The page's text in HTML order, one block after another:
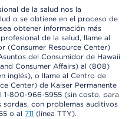
de la salud nos la
o se obtiene en el proceso de
obtener información más
de la salud, llame al
(Consumer Resource Center)
del Consumidor de Hawaii
Consumer Affairs) al (808)
inglés), o llame al Centro de
Center) de Kaiser Permanente
800-966-5955 (sin costo, para
sordas, con problemas auditivos
o al 711 (línea TTY).